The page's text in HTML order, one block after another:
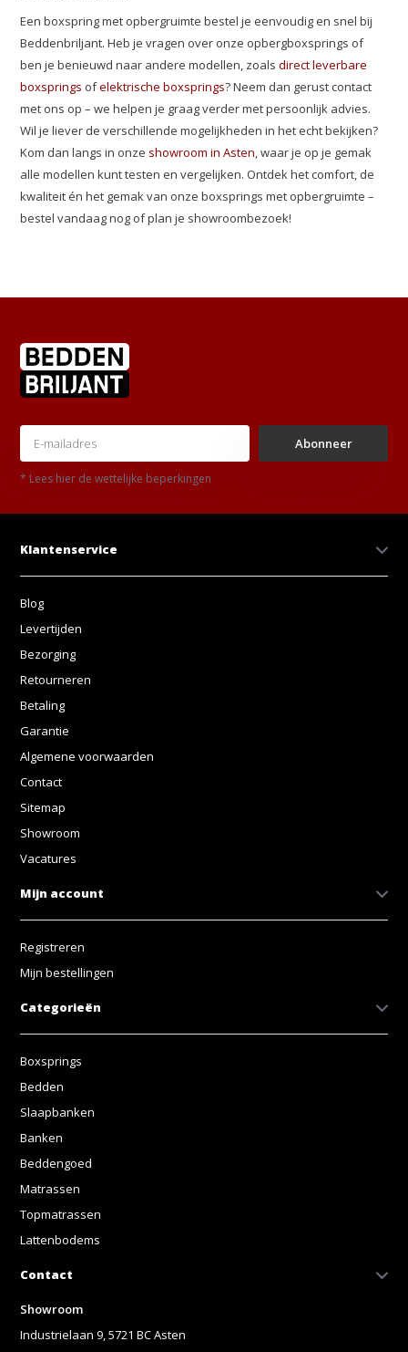
Een boxspring met opbergruimte bestel je eenvoudig en snel bij
Beddenbriljant. Heb je vragen over onze opbergboxsprings of
ben je benieuwd naar andere modellen, zoalsdirect leverbare
boxsprings ofelektrische boxsprings? Neem dan gerust contact
met ons op – we helpen je graag verder met persoonlijk advies.
Wil je liever de verschillende mogelijkheden in het echt bekijken?
Kom dan langs in onze showroom in Asten , waar je op je gemak
alle modellen kunt testen en vergelijken. Ontdek het comfort, de
kwaliteit én het gemak van onze boxsprings met opbergruimte –
bestel vandaag nog of plan je showroombezoek!
Abonneer
* Lees hier de wettelijke beperkingen
Klantenservice
Blog
Levertijden
Bezorging
Retourneren
Betaling
Garantie
Algemene voorwaarden
Contact
Sitemap
Showroom
Vacatures
Mijn account
Registreren
Mijn bestellingen
Categorieën
Boxsprings
Bedden
Slaapbanken
Banken
Beddengoed
Matrassen
Topmatrassen
Lattenbodems
Contact
Showroom
Industrielaan 9, 5721 BC Asten